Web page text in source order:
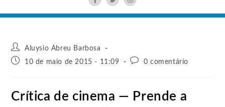
Aluysio Abreu Barbosa
10 de maio de 2015 - 11:09
0 comentário
Crítica de cinema — Prende a